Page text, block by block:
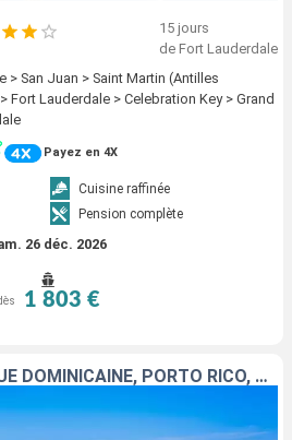
15 jours
de Fort Lauderdale
> San Juan > Saint Martin (Antilles
Fort Lauderdale > Celebration Key > Grand
Payez en 4X
Cuisine raffinée
Pension complète
26 déc. 2026
1 803 €
BAHAMAS, RÉPUBLIQUE DOMINICAINE, PORTO RICO, SAINT-MARTIN, ÎLES TURQUES-ET-CAÏQUES, ÉTATS-UNIS